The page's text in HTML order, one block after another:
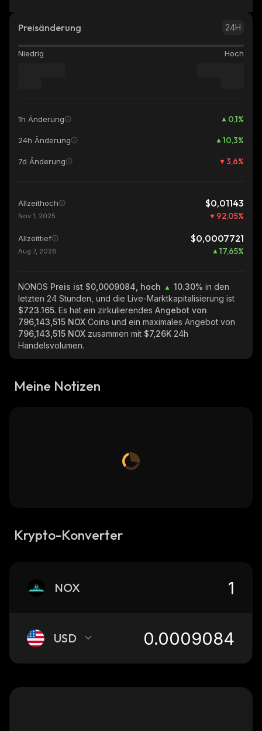
Preisänderung 24H
Niedrig Hoch
1h Änderung 0,1%
24h Änderung 10,3%
7d Änderung 3,6%
Allzeithoch $0,01143
Nov 1, 2025 92,05%
Allzeittief $0,0007721
Aug 7, 2026 17,65%
NONOS Preis ist $0,0009084, hoch 10.30% in den
letzten 24 Stunden, und die Live-Marktkapitalisierung ist
$723.165. Es hat ein zirkulierendes Angebot von
796,143,515 NOX Coins und ein maximales Angebot von
796,143,515 NOX zusammen mit $7,26K 24h
Handelsvolumen.
Meine Notizen
Krypto-Konverter
NOX
USD